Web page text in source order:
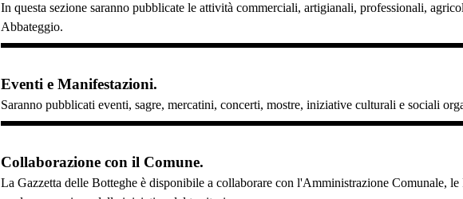
In questa sezione saranno pubblicate le attività commerciali, artigianali, professionali,
Abbateggio.
Eventi e Manifestazioni.
Saranno pubblicati eventi, sagre, mercatini, concerti, mostre, iniziative culturali e sociali
Collaborazione con il Comune.
La Gazzetta delle Botteghe è disponibile a collaborare con l'Amministrazione Comunale,